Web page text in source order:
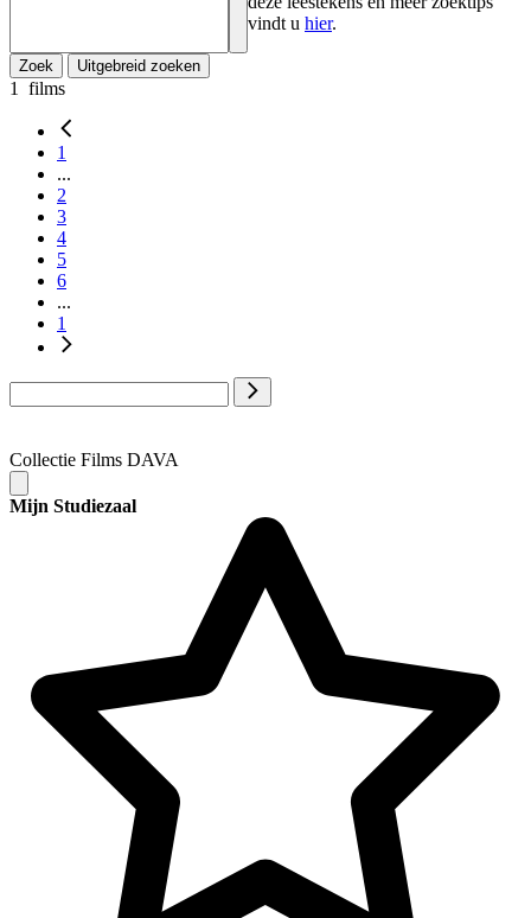
vindt u hier.
Zoek Uitgebreid zoeken
1 films
1
...
2
3
4
5
6
...
1
Collectie Films DAVA
Mijn Studiezaal